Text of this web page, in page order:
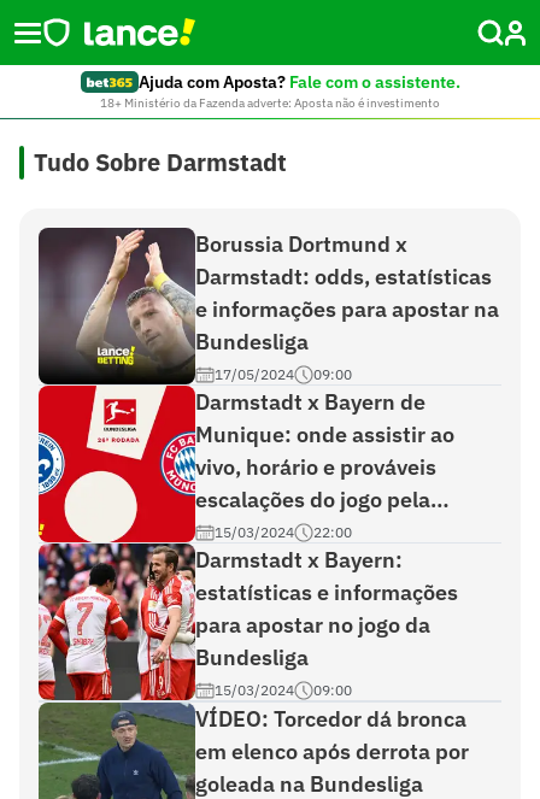
Ajuda com Aposta? Fale com o assistente.
18+ Ministério da Fazenda adverte: Aposta não é investimento
Tudo Sobre Darmstadt
Borussia Dortmund x
Darmstadt: odds, estatísticas
e informações para apostar na
Bundesliga
17/05/2024 09:00
Darmstadt x Bayern de
Munique: onde assistir ao
vivo, horário e prováveis
escalações do jogo pela
Bundesliga
15/03/2024 22:00
Darmstadt x Bayern:
estatísticas e informações
para apostar no jogo da
Bundesliga
15/03/2024 09:00
VÍDEO: Torcedor dá bronca
em elenco após derrota por
goleada na Bundesliga